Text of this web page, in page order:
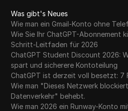
Was gibt's Neues
Wie man ein Gmail-Konto ohne
Wie Sie Ihr ChatGPT-Abonnement
Schritt-Leitfaden für 2026
ChatGPT Student Discount 2026:
spart und sicherere Kontoteilung
ChatGPT ist derzeit voll besetzt: 7
Wie man "Dieses Netzwerk
Datenverkehr" behebt.
Wie man 2026 ein Runway-Konto